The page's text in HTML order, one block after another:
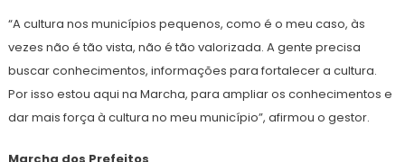
“A cultura nos municípios pequenos, como é o meu caso, às
vezes não é tão vista, não é tão valorizada. A gente precisa
buscar conhecimentos, informações para fortalecer a cultura.
Por isso estou aqui na Marcha, para ampliar os conhecimentos e
dar mais força à cultura no meu município”, afirmou o gestor.